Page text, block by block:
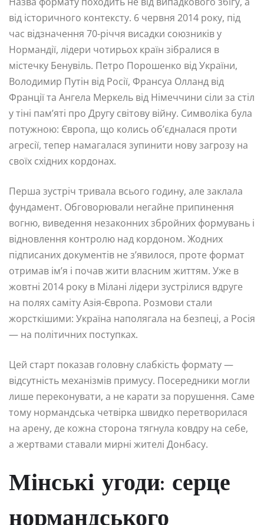
від історичного контексту. 6 червня 2014 року, під
час відзначення 70-річчя висадки союзників у
Нормандії, лідери чотирьох країн зібралися в
містечку Бенувіль. Петро Порошенко від України,
Володимир Путін від Росії, Франсуа Олланд від
Франції та Ангела Меркель від Німеччини сіли за стіл
у тіні пам’яті про Другу світову війну. Символіка була
потужною: Європа, що колись об’єдналася проти
агресії, тепер намагалася зупинити нову загрозу на
своїх східних кордонах.
Перша зустріч тривала всього годину, але заклала
фундамент. Обговорювали негайне припинення
вогню, виведення незаконних збройних формувань і
відновлення контролю над кордоном. Жодних
підписаних документів не з’явилося, проте формат
отримав ім’я і почав жити власним життям. Уже в
жовтні 2014 року в Мілані лідери зустрілися вдруге
на полях саміту Азія-Європа. Розмови стали
жорсткішими: Україна наполягала на безпеці, а Росія
— на політичних поступках.
Цей старт показав головну слабкість формату —
відсутність механізмів примусу. Посередники могли
лише переконувати, а не карати за порушення. Саме
тому нормандська четвірка швидко перетворилася
на арену, де кожна сторона тягнула ковдру на себе,
а жертвами ставали мирні жителі Донбасу.
Мінські угоди: серце
нормандського